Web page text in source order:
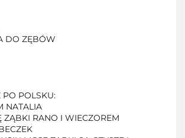
DO ZĘBÓW
PO POLSKU:
NATALIA
ZĄBKI RANO I WIECZOREM